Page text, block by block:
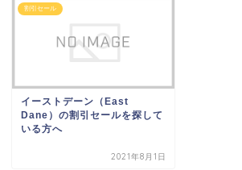
割引セール
イーストデーン（East
Dane）の割引セールを探して
いる方へ
2021年8月1日